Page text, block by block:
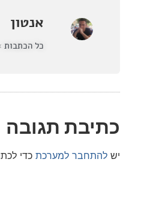
אנטון
תגובה
למערכתכדי לכתוב תגובה.